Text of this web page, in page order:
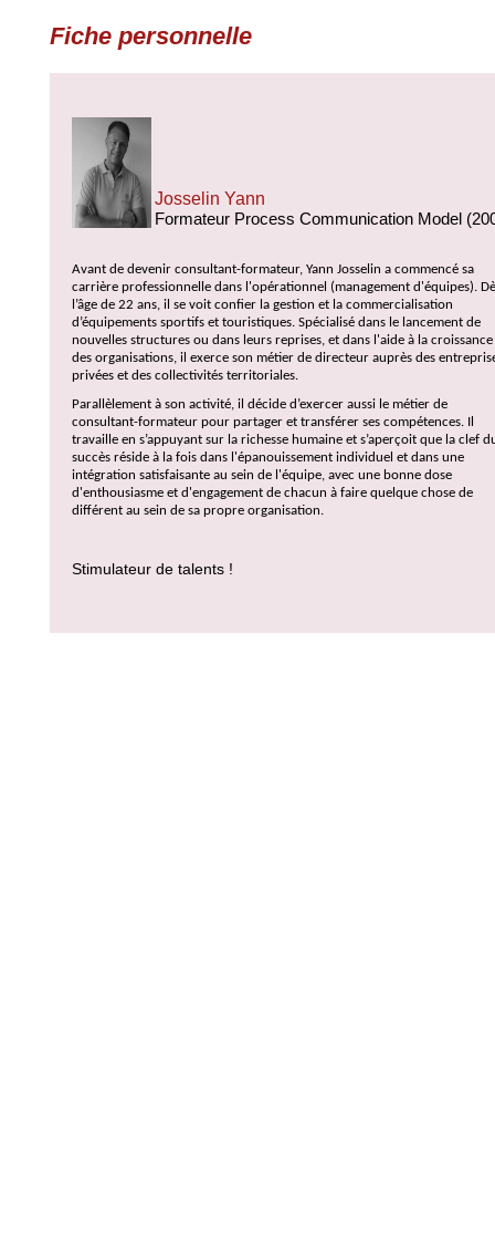
Fiche personnelle
Josselin Yann
Formateur Process Communication Model
Avant de devenir consultant-formateur, Yann Josselin a commencé sa
carrière professionnelle dans l'opérationnel (management d'équipes).
l’âge de 22 ans, il se voit confier la gestion et la commercialisation
d’équipements sportifs et touristiques. Spécialisé dans le lancement de
nouvelles structures ou dans leurs reprises, et dans l'aide à la croissance
des organisations, il exerce son métier de directeur auprès des
privées et des collectivités territoriales.
Parallèlement à son activité, il décide d’exercer aussi le métier de
consultant-formateur pour partager et transférer ses compétences. Il
travaille en s’appuyant sur la richesse humaine et s’aperçoit que la clef
succès réside à la fois dans l'épanouissement individuel et dans une
intégration satisfaisante au sein de l'équipe, avec une bonne dose
d'enthousiasme et d'engagement de chacun à faire quelque chose de
différent au sein de sa propre organisation.
Stimulateur de talents !